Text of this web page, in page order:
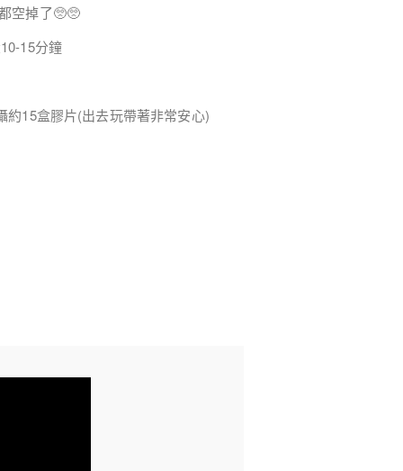
空掉了🥺🥺
15分鐘
約15盒膠片(出去玩帶著非常安心)